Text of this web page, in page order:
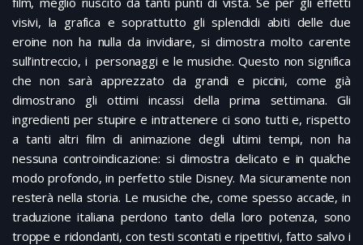
visivi, la grafica e soprattutto gli splendidi abiti delle due
eroine non ha nulla da invidiare, si dimostra molto carente
sull’intreccio, i personaggi e le musiche. Questo non significa
che non sarà apprezzato da grandi e piccini, come già
dimostrano gli ottimi incassi della prima settimana. Gli
ingredienti per stupire e intrattenere ci sono tutti e, rispetto
a tanti altri film di animazione degli ultimi tempi, non ha
nessuna controindicazione: si dimostra delicato e in qualche
modo profondo, in perfetto stile Disney. Ma sicuramente non
resterà nella storia. Le musiche che, come spesso accade, in
traduzione italiana perdono tanto della loro potenza, sono
troppe e ridondanti, con testi scontati e ripetitivi, fatto salvo i